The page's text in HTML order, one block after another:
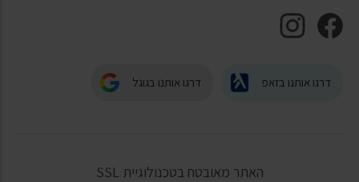
דרגו אותנו בזאפ דרגו אותנו בגוגל
האתר מאובטח בטכנולוגיית SSL